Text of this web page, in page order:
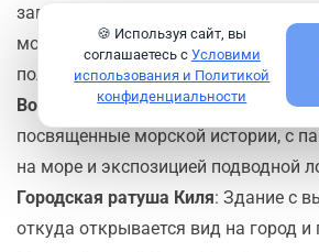
загруженных судоходных каналов в
можно пересечь на экскурсионном
полюбоваться видом с берега.
Военно-морской мемориал Лабоэ:
посвященные морской истории, с
на море и экспозицией подводной
Городская ратуша Киля: Здание с
откуда открывается вид на город и
🍪 Используя сайт, вы
соглашаетесь с Условими
использования и Политикой
конфиденциальности